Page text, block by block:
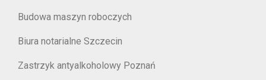
Budowa maszyn roboczych
Biura notarialne Szczecin
Zastrzyk antyalkoholowy Poznań